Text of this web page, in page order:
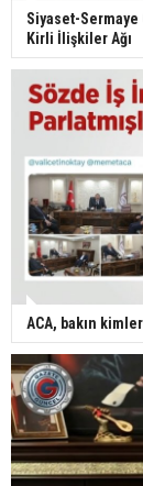
Siyaset-Sermaye
Kirli İlişkiler Ağı
ACA, bakın